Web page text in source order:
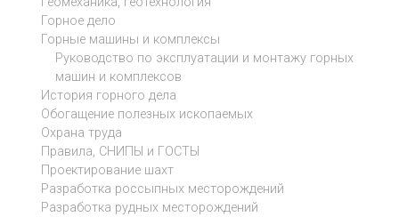
Горное дело
Горные машины и комплексы
Руководство по эксплуатации и монтажу горных
машин и комплексов
История горного дела
Обогащение полезных ископаемых
Охрана труда
Правила, СНИПЫ и ГОСТЫ
Проектирование шахт
Разработка россыпных месторождений
Разработка рудных месторождений